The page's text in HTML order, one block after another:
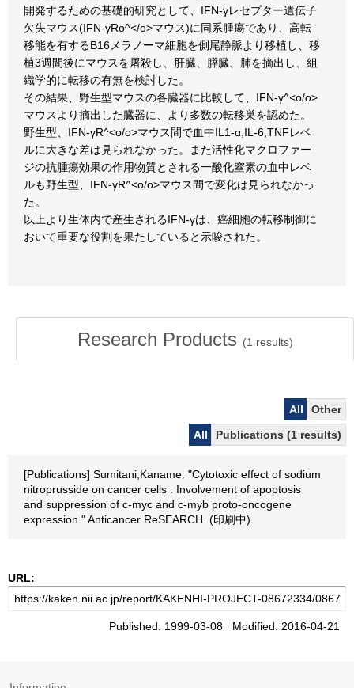
開発するための基礎的研究として、IFN-γレセプター遺伝子
欠失マウス(IFN-γRo^</o>マウス)に同系腫瘍であり、高転
移能を有するB16メラノーマ細胞を側尾静脈より移植し、移
植3週間後にマウスを屠殺し、肝臓、膵臓、肺を摘出し、組
織学的に転移の有無を検討した。
その結果、野生型マウスの各臓器に比較して、IFN-γ^<o/o>
マウスより摘出した臓器に、より多数の転移巣を認めた。
野生型、IFN-γR^<o/o>マウス間で血中IL1-α,IL-6,TNFレベ
ルに大きな差は見られなかった。また活性化マクロファー
ジの抗腫瘍効果の作用物質とされる一酸化窒素の血中レベ
ルも野生型、IFN-γR^<o/o>マウス間で変化は見られなかっ
た。
以上より生体内で産生されるIFN-γは、癌細胞の転移制御に
おいて重要な役割を果たしていると示唆された。
Research Products (1 results)
All
Other
All
Publications (1 results)
[Publications] Sumitani,Kaname: "Cytotoxic effect of sodium
nitroprusside on cancer cells : Involvement of apoptosis
and suppression of c-myc and c-myb proto-oncogene
expression." Anticancer ReSEARCH. (印刷中).
URL:
Published: 1999-03-08 Modified: 2016-04-21